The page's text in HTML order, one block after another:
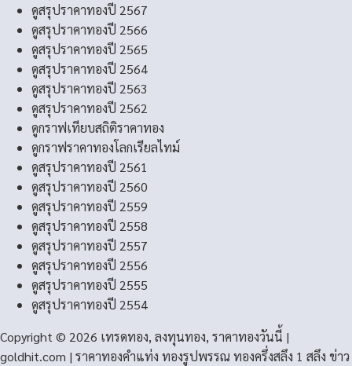
ดูสรุปราคาทองปี 2567
ดูสรุปราคาทองปี 2566
ดูสรุปราคาทองปี 2565
ดูสรุปราคาทองปี 2564
ดูสรุปราคาทองปี 2563
ดูสรุปราคาทองปี 2562
ดูกราฟเทียบสถิติราคาทอง
ดูกราฟราคาทองโลกเรียลไทม์
ดูสรุปราคาทองปี 2561
ดูสรุปราคาทองปี 2560
ดูสรุปราคาทองปี 2559
ดูสรุปราคาทองปี 2558
ดูสรุปราคาทองปี 2557
ดูสรุปราคาทองปี 2556
ดูสรุปราคาทองปี 2555
ดูสรุปราคาทองปี 2554
Copyright © 2026 เทรดทอง, ลงทุนทอง, ราคาทองวันนี้ |
goldhit.com | ราคาทองคําแท่ง ทองรูปพรรณ ทองครึ่งสลึง 1 สลึง ข่าว